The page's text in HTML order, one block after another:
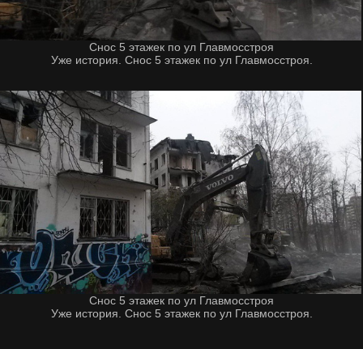
Снос 5 этажек по ул Главмосстроя
Уже история. Снос 5 этажек по ул Главмосстроя.
Снос 5 этажек по ул Главмосстроя
Уже история. Снос 5 этажек по ул Главмосстроя.